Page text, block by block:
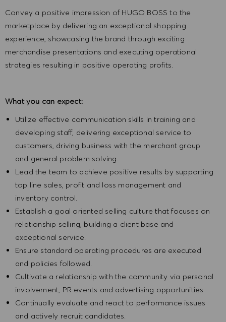
Convey a positive impression of HUGO BOSS to the
marketplace by delivering an exceptional shopping
experience, showcasing the brand through exciting
merchandise presentations and executing operational
strategies resulting in positive operating profits.
What you can expect:
Utilize effective communication skills in training and
developing staff, delivering exceptional service to
customers, driving business with the merchant group
and general problem solving.
Lead the team to achieve positive results by supporting
top line sales, profit and loss management and
inventory control.
Establish a goal oriented selling culture that focuses on
relationship selling, building a client base and
exceptional service.
Ensure standard operating procedures are executed
and policies followed.
Cultivate a relationship with the community via personal
involvement, PR events and advertising opportunities.
Continually evaluate and react to performance issues
and actively recruit candidates.